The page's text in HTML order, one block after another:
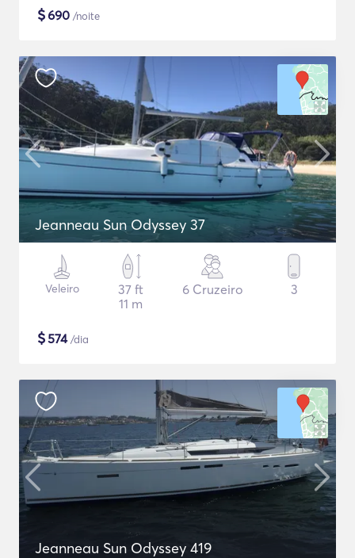
$690 /noite
Jeanneau Sun Odyssey 37
Veleiro
37 ft
11 m
6 Cruzeiro 3
$574/dia
Jeanneau Sun Odyssey 419